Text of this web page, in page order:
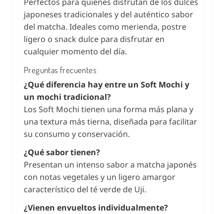
japoneses tradicionales y del auténtico sabor
del matcha. Ideales como merienda, postre
ligero o snack dulce para disfrutar en
cualquier momento del día.
Preguntas frecuentes
¿Qué diferencia hay entre un Soft Mochi y
un mochi tradicional?
Los Soft Mochi tienen una forma más plana y
una textura más tierna, diseñada para facilitar
su consumo y conservación.
¿Qué sabor tienen?
Presentan un intenso sabor a matcha japonés
con notas vegetales y un ligero amargor
característico del té verde de Uji.
¿Vienen envueltos individualmente?